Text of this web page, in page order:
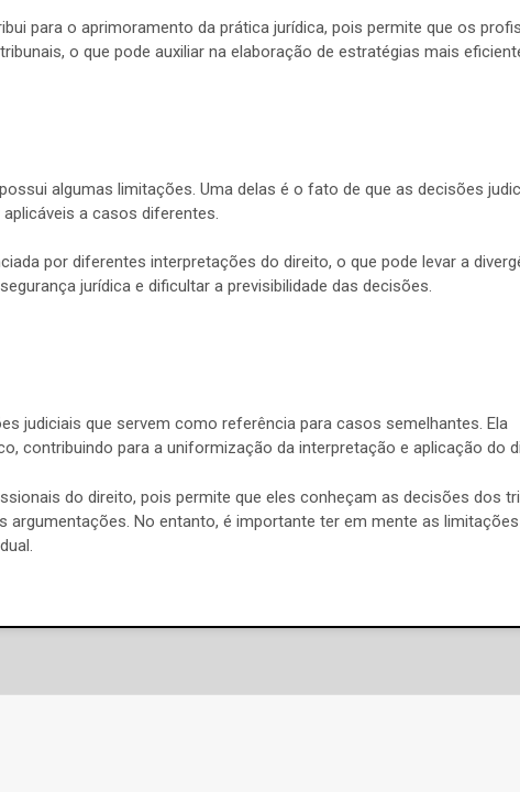
para o aprimoramento da prática jurídica, pois permite que os
o que pode auxiliar na elaboração de estratégias mais
algumas limitações. Uma delas é o fato de que as decisões
a casos diferentes.
por diferentes interpretações do direito, o que pode levar a
jurídica e dificultar a previsibilidade das decisões.
judiciais que servem como referência para casos semelhantes. Ela
contribuindo para a uniformização da interpretação e aplicação do
do direito, pois permite que eles conheçam as decisões dos
No entanto, é importante ter em mente as